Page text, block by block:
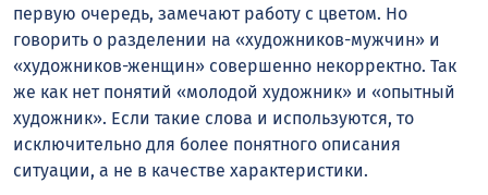
первую очередь, замечают работу с цветом. Но
говорить о разделении на «художников-мужчин» и
«художников-женщин» совершенно некорректно. Так
же как нет понятий «молодой художник» и «опытный
художник». Если такие слова и используются, то
исключительно для более понятного описания
ситуации, а не в качестве характеристики.